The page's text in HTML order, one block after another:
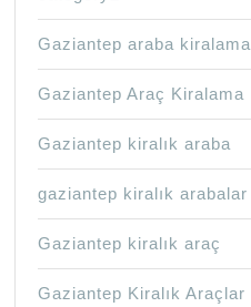
Gaziantep araba kiralama
Gaziantep Araç Kiralama
Gaziantep kiralık araba
gaziantep kiralık arabalar
Gaziantep kiralık araç
Gaziantep Kiralık Araçlar